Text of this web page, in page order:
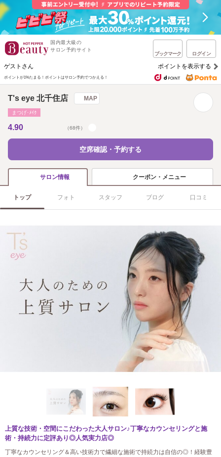
国内最大級の
サロン予約サイト
ブックマーク ログイン
ゲストさん ポイントを表示する
ポイントが1%たまる！ ポイントはサロン予約でつかえる！
T's eye 北千住店 MAP
まつげ･ﾒｲｸ
4.90 （68件）
空席確認・予約する
サロン情報 クーポン・メニュー
トップ フォト スタッフ ブログ 口コミ
上質な技術・空間にこだわった大人サロン♪丁寧なカウンセリングと施
術・持続力に定評あり◎人気実力店◎
丁寧なカウンセリング＆高い技術力で繊細な施術で持続力は自信の◎！経験豊